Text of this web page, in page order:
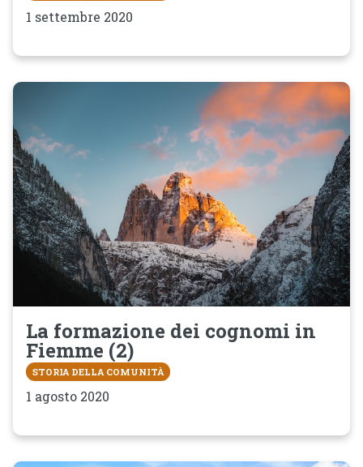
1 settembre 2020
La formazione dei cognomi in
Fiemme (2)
STORIA DELLA COMUNITÀ
1 agosto 2020